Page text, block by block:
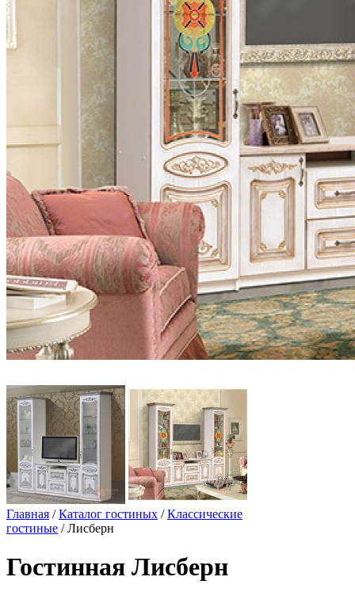
Главная /Каталог гостиных /Классические
гостиные / Лисберн
Гостинная Лисберн